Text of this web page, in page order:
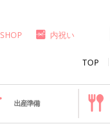
TOP
SHOP 内祝い
出産準備